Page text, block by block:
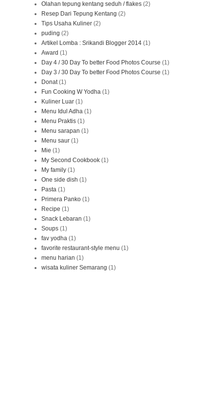
Olahan tepung kentang seduh / flakes (2)
Resep Dari Tepung Kentang (2)
Tips Usaha Kuliner (2)
puding (2)
Artikel Lomba : Srikandi Blogger 2014 (1)
Award (1)
Day 4 / 30 Day To better Food Photos Course (1)
Day 3 / 30 Day To better Food Photos Course (1)
Donat (1)
Fun Cooking W Yodha (1)
Kuliner Luar (1)
Menu Idul Adha (1)
Menu Praktis (1)
Menu sarapan (1)
Menu saur (1)
Mie (1)
My Second Cookbook (1)
My family (1)
One side dish (1)
Pasta (1)
Primera Panko (1)
Recipe (1)
Snack Lebaran (1)
Soups (1)
fav yodha (1)
favorite restaurant-style menu (1)
menu harian (1)
wisata kuliner Semarang (1)